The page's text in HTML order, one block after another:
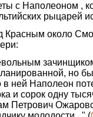
с Наполеоном ,
рыцарей
Красным около
но
в ней Наполеон
и сорок одну
Петрович